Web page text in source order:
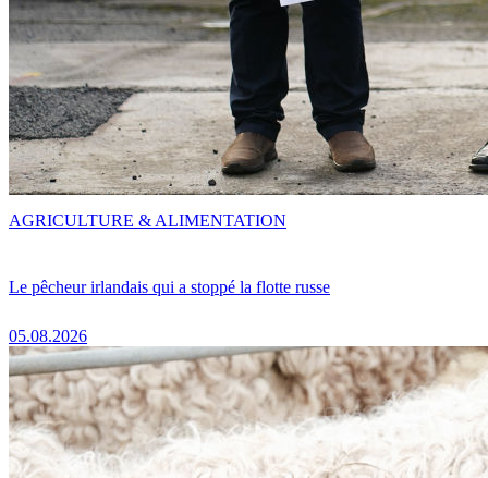
Le pêcheur irlandais qui a stoppé la flotte russe
05.08.2026
AGRICULTURE & ALIMENTATION